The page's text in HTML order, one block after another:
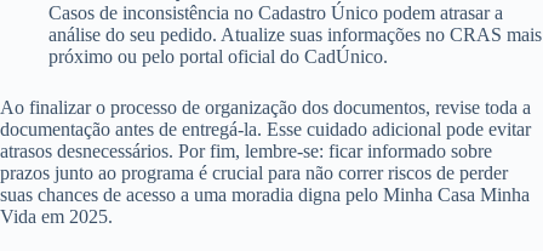
Casos de inconsistência no Cadastro Único podem atrasar a
análise do seu pedido. Atualize suas informações no CRAS mais
próximo ou pelo portal oficial do CadÚnico.
Ao finalizar o processo de organização dos documentos, revise toda a
documentação antes de entregá-la. Esse cuidado adicional pode evitar
atrasos desnecessários. Por fim, lembre-se: ficar informado sobre
prazos junto ao programa é crucial para não correr riscos de perder
suas chances de acesso a uma moradia digna pelo Minha Casa Minha
Vida em 2025.